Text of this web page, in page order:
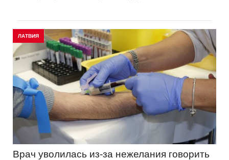
ЛАТВИЯ
Врач уволилась из-за нежелания говорить